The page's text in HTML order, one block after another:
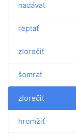
nadávať
reptať
zlorečiť
šomrať
zlorečiť
hromžiť